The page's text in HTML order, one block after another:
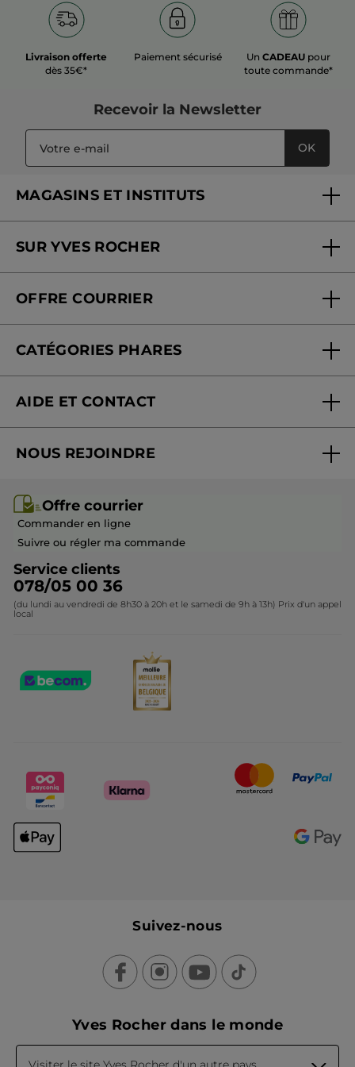
Livraison offerte
dès 35€*
Paiement sécurisé UnCADEAU pour
toute commande*
Recevoir la Newsletter
OK
MAGASINS ET INSTITUTS
Soins en institut
SUR YVES ROCHER
Nos engagements
Blog Act Beautiful
OFFRE COURRIER
CATÉGORIES PHARES
Promotions
Idées cadeaux
Collection de Noël
AIDE ET CONTACT
Mes cadeaux
Questions & Réponses
Contactez-nous
NOUS REJOINDRE
Devenir franchisé ou gérant
Offre courrier
Commander en ligne
Suivre ou régler ma commande
Service clients
078/05 00 36
(du lundi au vendredi de 8h30 à 20h et le samedi de 9h à 13h) Prix d'un appel
local
Suivez-nous
Yves Rocher dans le monde